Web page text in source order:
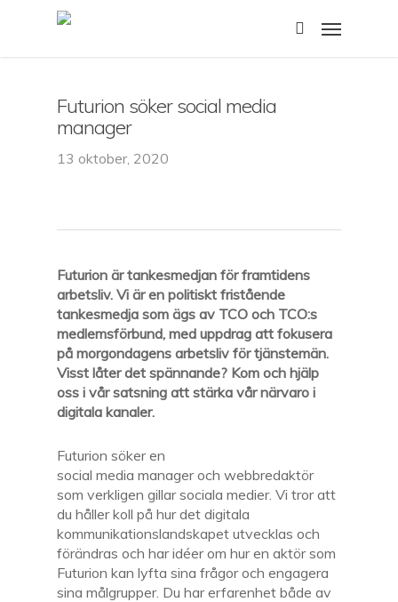
search
Menu
Futurion söker social media
manager
13 oktober, 2020
Futurion är tankesmedjan för framtidens
arbetsliv. Vi är en politiskt fristående
tankesmedja som ägs av TCO och TCO:s
medlemsförbund, med uppdrag att fokusera
på morgondagens arbetsliv för tjänstemän.
Visst låter det spännande? Kom och hjälp
oss i vår satsning att stärka vår närvaro i
digitala kanaler.
Futurion söker en
social media manager och webbredaktör
som verkligen gillar sociala medier. Vi tror att
du håller koll på hur det digitala
kommunikationslandskapet utvecklas och
förändras och har idéer om hur en aktör som
Futurion kan lyfta sina frågor och engagera
sina målgrupper. Du har erfarenhet både av